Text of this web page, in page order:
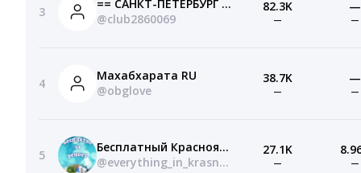
3
== САНКТ-ПЕТЕРБУРГ — МОСКВА — ГОРОДА-ПОБРАТИМЫ==
@club2860069
82.3K
—
—
—
4
Махабхарата RU
@obglove
38.7K
—
—
—
5
Бесплатный Красноярск|Розыгрыши|Халява
@everything_in_krasnoyarsk
27.1K
— —